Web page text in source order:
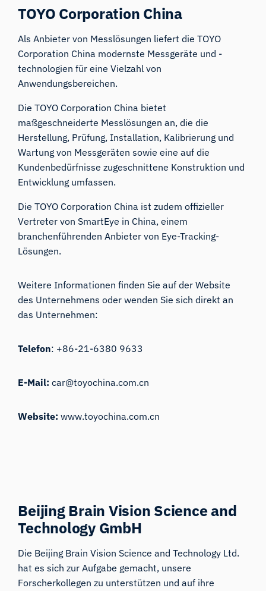
TOYO Corporation China
Als Anbieter von Messlösungen liefert die TOYO
Corporation China modernste Messgeräte und -
technologien für eine Vielzahl von
Anwendungsbereichen.
Die TOYO Corporation China bietet
maßgeschneiderte Messlösungen an, die die
Herstellung, Prüfung, Installation, Kalibrierung und
Wartung von Messgeräten sowie eine auf die
Kundenbedürfnisse zugeschnittene Konstruktion und
Entwicklung umfassen.
Die TOYO Corporation China ist zudem offizieller
Vertreter von SmartEye in China, einem
branchenführenden Anbieter von Eye-Tracking-
Lösungen.
Weitere Informationen finden Sie auf der Website
des Unternehmens oder wenden Sie sich direkt an
das Unternehmen:
Telefon: +86-21-6380 9633
E-Mail: car@toyochina.com.cn
Website: www.toyochina.com.cn
Beijing Brain Vision Science and
Technology GmbH
Die Beijing Brain Vision Science and Technology Ltd.
hat es sich zur Aufgabe gemacht, unsere
Forscherkollegen zu unterstützen und auf ihre